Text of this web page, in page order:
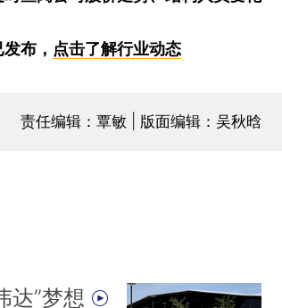
布， 点击了解行业动态
责任编辑：覃敏 | 版面编辑：吴秋晗
达”梦想